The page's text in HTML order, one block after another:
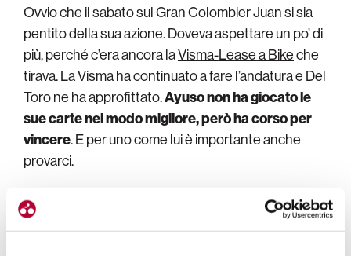
Ovvio che il sabato sul Gran Colombier Juan si sia
pentito della sua azione. Doveva aspettare un po’ di
più, perché c’era ancora laVisma-Lease a Bikeche
tirava.La Visma ha continuato a fare l’andatura e Del
Toro ne ha approfittato.Ayuso non ha giocato le
sue carte nel modo migliore, però ha corso per
vincere. E per uno come lui è importante anche
provarci.
L’ambizione non gli manca, così come è palese
che rispetto ad altri abbia avuto più problemi,